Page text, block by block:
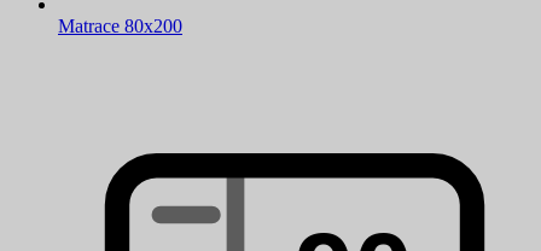
Matrace 80x200